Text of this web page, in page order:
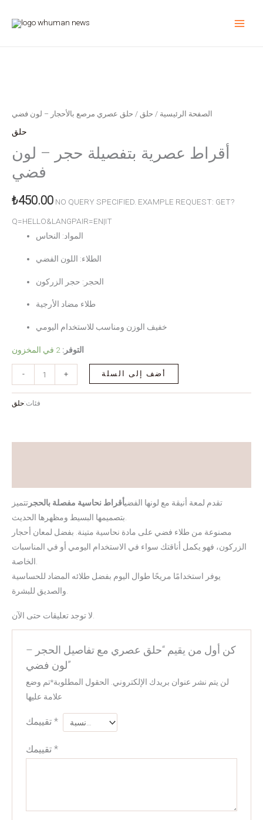
الصفحة الرئيسية / حلق / حلق عصري مرصع بالأحجار – لون فضي
حلق
أقراط عصرية بتفصيلة حجر – لون
فضي
₺450.00 NO QUERY SPECIFIED. EXAMPLE REQUEST: GET?
Q=HELLO&LANGPAIR=EN|IT
المواد: النحاس
الطلاء: اللون الفضي
الحجر: حجر الزركون
طلاء مضاد الأرجية
خفيف الوزن ومناسب للاستخدام اليومي
التوفر: 2 في المخزون
-
بالأحجار
فضي
+ أضف إلى السلة
فئات:حلق
تقدم لمعة أنيقة مع لونها الفضيأقراط نحاسية مفصلة بالحجر تتميز
مصنوعة من طلاء فضي على مادة نحاسية متينة. بفضل لمعان أحجار
الزركون، فهو يكمل أناقتك سواء في الاستخدام اليومي أو في المناسبات
يوفر استخدامًا مريحًا طوال اليوم بفضل طلائه المضاد للحساسية
كن أول من يقيم “حلق عصري مع تفاصيل الحجر –
لون فضي”
لن يتم نشر عنوان بريدك الإلكتروني. الحقول المطلوبة*تم وضع
علامة عليها
تقييمك *
تقييمك *